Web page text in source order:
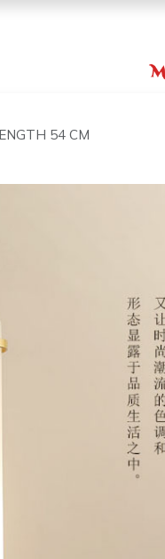
54 CM